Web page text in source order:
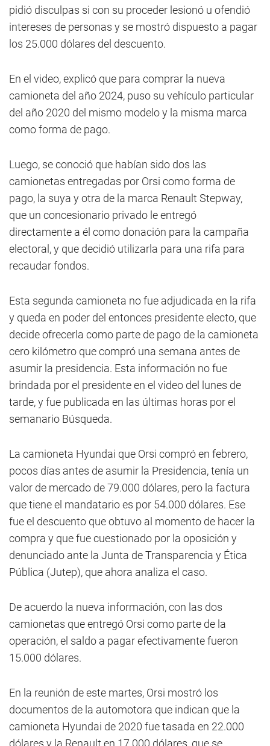
pidió disculpas si con su proceder lesionó u ofendió
intereses de personas y se mostró dispuesto a pagar
los 25.000 dólares del descuento.
En el video, explicó que para comprar la nueva
camioneta del año 2024, puso su vehículo particular
del año 2020 del mismo modelo y la misma marca
como forma de pago.
Luego, se conoció que habían sido dos las
camionetas entregadas por Orsi como forma de
pago, la suya y otra de la marca Renault Stepway,
que un concesionario privado le entregó
directamente a él como donación para la campaña
electoral, y que decidió utilizarla para una rifa para
recaudar fondos.
Esta segunda camioneta no fue adjudicada en la rifa
y queda en poder del entonces presidente electo, que
decide ofrecerla como parte de pago de la camioneta
cero kilómetro que compró una semana antes de
asumir la presidencia. Esta información no fue
brindada por el presidente en el video del lunes de
tarde, y fue publicada en las últimas horas por el
semanario Búsqueda.
La camioneta Hyundai que Orsi compró en febrero,
pocos días antes de asumir la Presidencia, tenía un
valor de mercado de 79.000 dólares, pero la factura
que tiene el mandatario es por 54.000 dólares. Ese
fue el descuento que obtuvo al momento de hacer la
compra y que fue cuestionado por la oposición y
denunciado ante la Junta de Transparencia y Ética
Pública (Jutep), que ahora analiza el caso.
De acuerdo la nueva información, con las dos
camionetas que entregó Orsi como parte de la
operación, el saldo a pagar efectivamente fueron
15.000 dólares.
En la reunión de este martes, Orsi mostró los
documentos de la automotora que indican que la
camioneta Hyundai de 2020 fue tasada en 22.000
dólares y la Renault en 17.000 dólares, que se